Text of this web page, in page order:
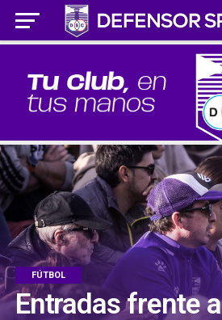
FÚTBOL
Entradas frente a